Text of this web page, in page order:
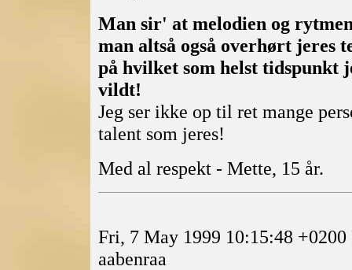
Man sir' at melodien og
man altså også overhørt jeres
på hvilket som helst
vildt!
Jeg ser ikke op til ret mange
talent som jeres!
Med al respekt - Mette, 15 år.
Fri, 7 May 1999 10:15:48
aabenraa